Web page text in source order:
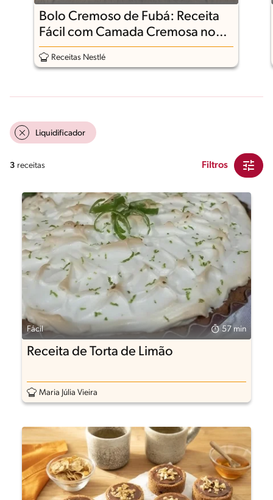
Bolo Cremoso de Fubá: Receita
Fácil com Camada Cremosa no
Meio
Receitas Nestlé
Liquidificador
3 receitas Filtros
Fácil 57 min
Receita de Torta de Limão
Maria Júlia Vieira